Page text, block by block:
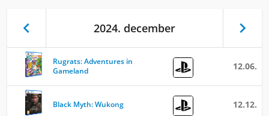
 
2024. december
Rugrats: Adventures in
Gameland
12.06.
Black Myth: Wukong 12.12.